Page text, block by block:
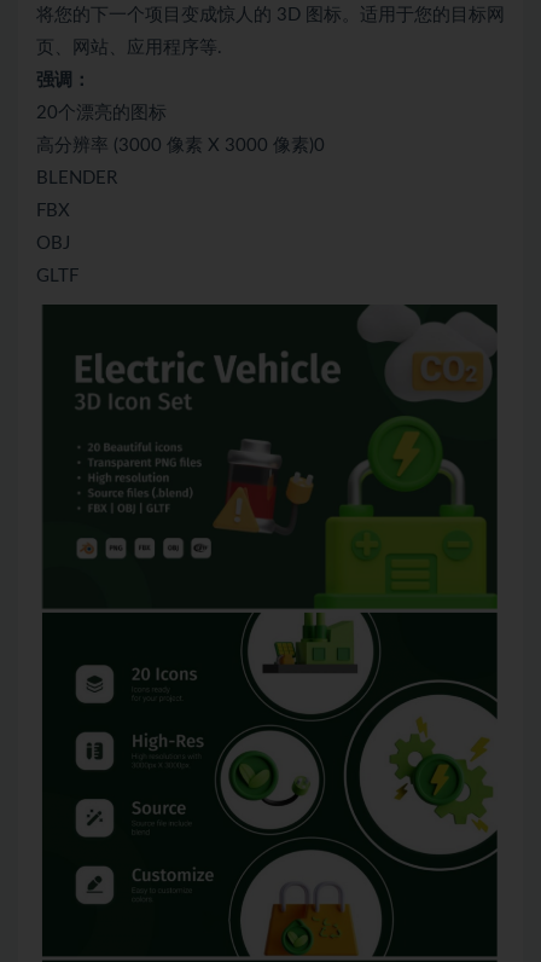
将您的下一个项目变成惊人的 3D 图标。适用于您的目标网
页、网站、应用程序等.
强调：
20个漂亮的图标
高分辨率 (3000 像素 X 3000 像素)0
BLENDER
FBX
OBJ
GLTF